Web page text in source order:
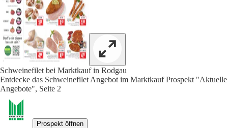
Schweinefilet bei Marktkauf in Rodgau
Entdecke das Schweinefilet Angebot im Marktkauf Prospekt "Aktuelle
Angebote", Seite 2
Prospekt öffnen